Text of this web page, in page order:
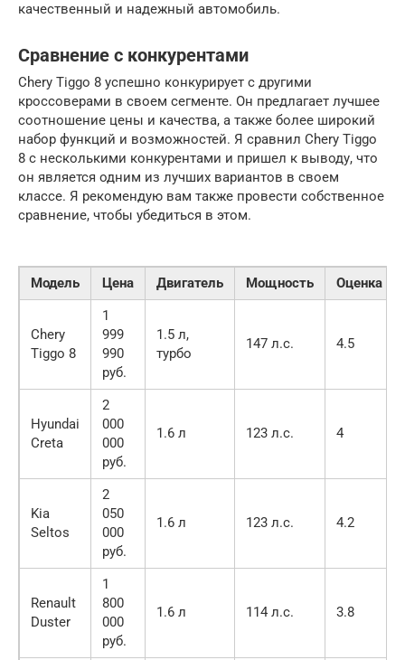
качественный и надежный автомобиль.
Сравнение с конкурентами
Chery Tiggo 8 успешно конкурирует с другими
кроссоверами в своем сегменте. Он предлагает лучшее
соотношение цены и качества, а также более широкий
набор функций и возможностей. Я сравнил Chery Tiggo
8 с несколькими конкурентами и пришел к выводу, что
он является одним из лучших вариантов в своем
классе. Я рекомендую вам также провести собственное
сравнение, чтобы убедиться в этом.
Модель Цена Двигатель Мощность Оценка
Chery
Tiggo 8
1
999
990
руб.
1.5 л,
турбо
147 л.с. 4.5
Hyundai
Creta
2
000
000
руб.
1.6 л 123 л.с. 4
Kia
Seltos
2
050
000
руб.
1.6 л 123 л.с. 4.2
Renault
Duster
1
800
000
руб.
1.6 л 114 л.с. 3.8